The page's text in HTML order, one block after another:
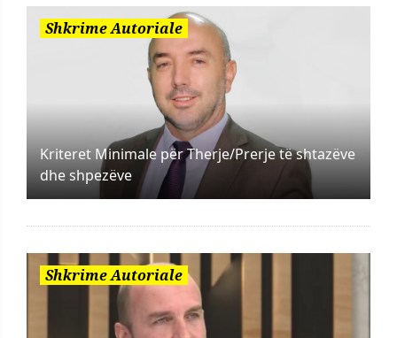
Shkrime Autoriale
Kriteret Minimale për Therje/Prerje të shtazëve
dhe shpezëve
Shkrime Autoriale